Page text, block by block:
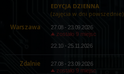
EDYCJA DZIENNA
(zajęcia w dni powszednie)
Warszawa
27.08 - 23.09.2026
zostało 9 miejsc
22.10 - 25.11.2026
Zdalnie
27.08 - 23.09.2026
zostało 9 miejsc